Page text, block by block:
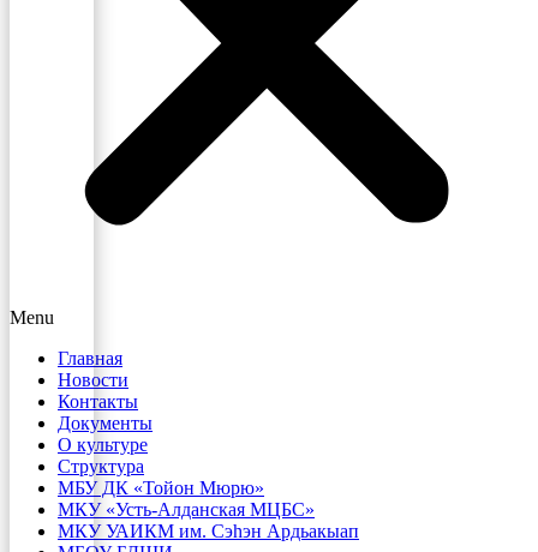
Menu
Главная
Новости
Контакты
Документы
О культуре
Структура
МБУ ДК «Тойон Мюрю»
МКУ «Усть-Алданская МЦБС»
МКУ УАИКМ им. Сэһэн Ардьакыап